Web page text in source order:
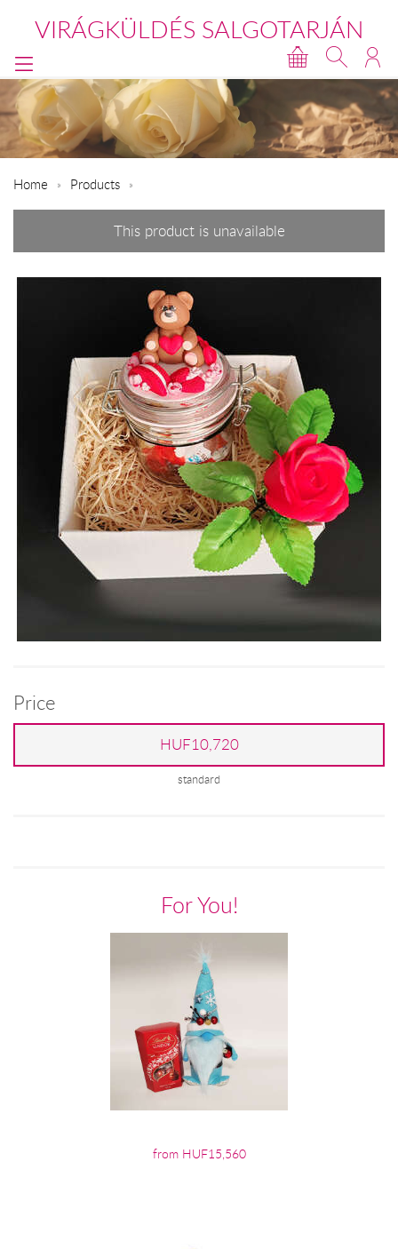
VIRÁGKÜLDÉS SALGOTARJÁN
Home Products
This product is unavailable
Price
HUF10,720
standard
For You!
from HUF15,560